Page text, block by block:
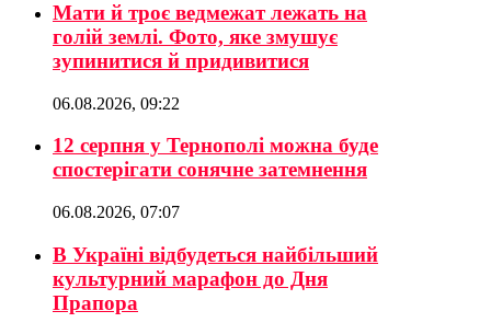
Мати й троє ведмежат лежать на
голій землі. Фото, яке змушує
зупинитися й придивитися
06.08.2026, 09:22
12 серпня у Тернополі можна буде
спостерігати сонячне затемнення
06.08.2026, 07:07
В Україні відбудеться найбільший
культурний марафон до Дня
Прапора